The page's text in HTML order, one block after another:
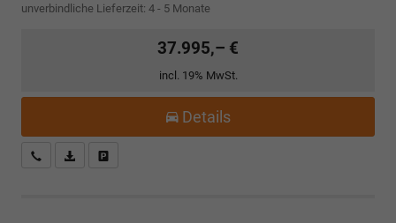
unverbindliche Lieferzeit: 4 - 5 Monate
37.995,– €
incl. 19% MwSt.
Details
Kostenloser Rückruf-Service
PDF-Datei, Fahrzeugexposé drucken